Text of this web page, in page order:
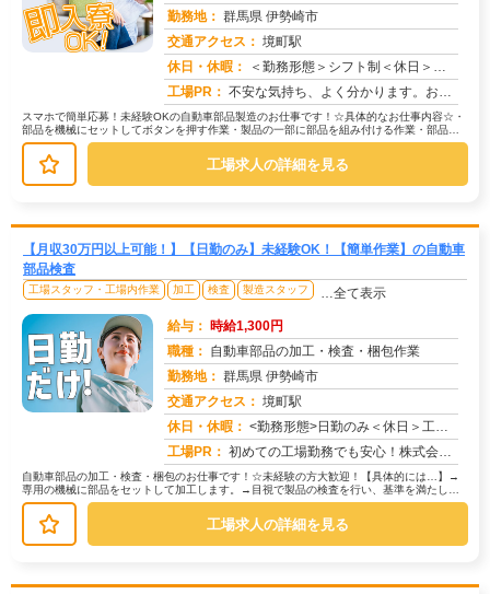
勤務地： 群馬県 伊勢崎市
交通アクセス： 境町駅
休日・休暇：
＜勤務形態＞シフト制＜休日＞工場カレンダーによる
工場PR： 不安な気持ち、よく分かります。お金の心配、仕事探し、新しい環境…全て解決できる場所があります。☆ 株式会社京栄セン...
スマホで簡単応募！未経験OKの自動車部品製造のお仕事です！☆具体的なお仕事内容☆・
部品を機械にセットしてボタンを押す作業・製品の一部に部品を組み付ける作業・部品を
決められた場所に置くピッキング作...
工場求人の詳細を見る
【月収30万円以上可能！】【日勤のみ】未経験OK！【簡単作業】の自動車
部品検査
工場スタッフ・工場内作業 加工 検査 製造スタッフ …全て表示
給与： 時給1,300円
職種： 自動車部品の加工・検査・梱包作業
勤務地： 群馬県 伊勢崎市
交通アクセス： 境町駅
休日・休暇： <勤務形態>日勤のみ＜休日＞工場カレンダーによる
工場PR： 初めての工場勤務でも安心！株式会社京栄センターで新しい一歩を踏み出しませんか？☆家具付き寮が初期費用0円で利用可能...
自動車部品の加工・検査・梱包のお仕事です！☆未経験の方大歓迎！【具体的には…】→
専用の機械に部品をセットして加工します。→目視で製品の検査を行い、基準を満たして
いるか確認します。→製品を丁寧に梱...
工場求人の詳細を見る